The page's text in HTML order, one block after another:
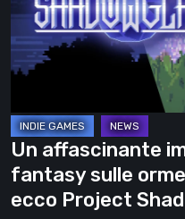
dark
fantasy
sulle
di
Thief
e
Deus
Ex:
Un affascinante
fantasy sulle
ecco Project